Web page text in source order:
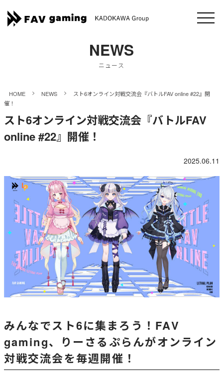
NEWS
ニュース
HOME > NEWS >
スト6オンライン対戦交流会『バトルFAV online #22』開
催！
スト6オンライン対戦交流会『バトルFAV
online #22』開催！
2025.06.11
みんなでスト6に集まろう！FAV
gaming、りーさるぷらんがオンライン
対戦交流会を毎週開催！